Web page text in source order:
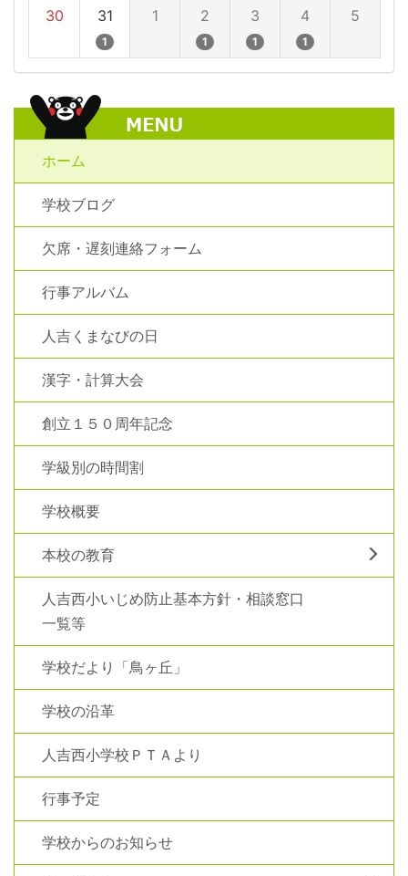
30 31
1
1 2
1
3
1
4
1
5
ホーム
学校ブログ
欠席・遅刻連絡フォーム
行事アルバム
人吉くまなびの日
漢字・計算大会
創立１５０周年記念
学級別の時間割
学校概要
本校の教育
人吉西小いじめ防止基本方針・相談窓口
一覧等
学校だより「鳥ヶ丘」
学校の沿革
人吉西小学校ＰＴＡより
行事予定
学校からのお知らせ